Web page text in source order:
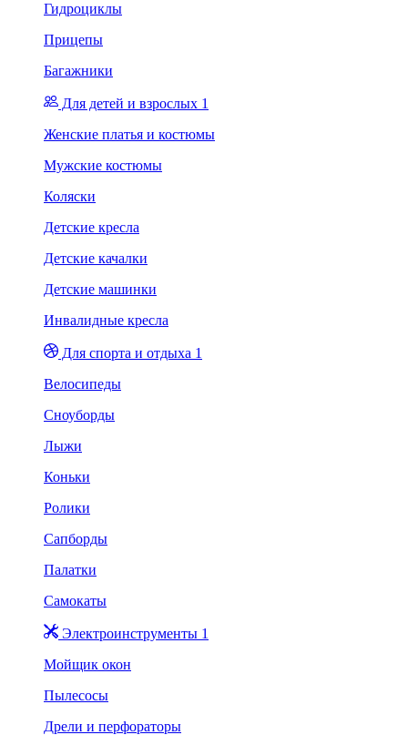
Гидроциклы
Прицепы
Багажники
Для детей и взрослых 1
Женские платья и костюмы
Мужские костюмы
Коляски
Детские кресла
Детские качалки
Детские машинки
Инвалидные кресла
Для спорта и отдыха 1
Велосипеды
Сноуборды
Лыжи
Коньки
Ролики
Сапборды
Палатки
Самокаты
Электроинструменты 1
Мойщик окон
Пылесосы
Дрели и перфораторы